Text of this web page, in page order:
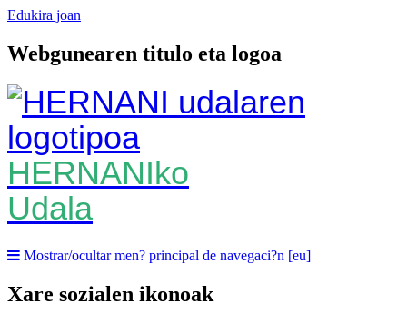
Edukira joan
Webgunearen titulo eta logoa
HERNANIko
Udala
Mostrar/ocultar men? principal de navegaci?n [eu]
Xare sozialen ikonoak